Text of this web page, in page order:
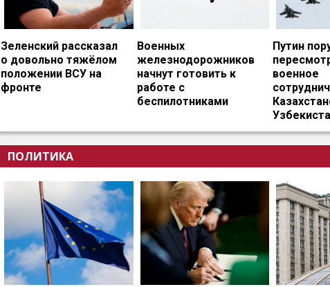
Зеленский рассказал
о довольно тяжёлом
положении ВСУ на
фронте
Военных
железнодорожников
начнут готовить к
работе с
беспилотниками
Путин
военное
ПОЛИТИКА